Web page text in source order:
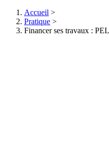
Accueil >
Pratique >
Financer ses travaux :